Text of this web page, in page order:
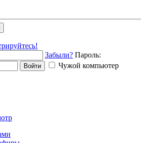
Забыли? Пароль:
Войти
Чужой компьютер